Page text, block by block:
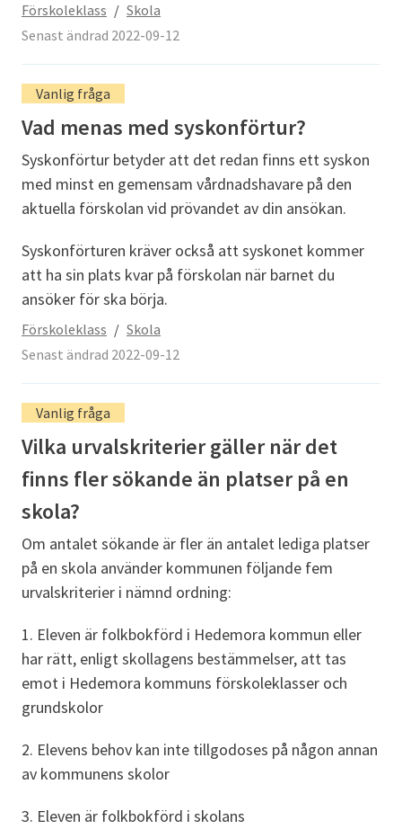
Förskoleklass / Skola
Senast ändrad 2022-09-12
Vanlig fråga
Vad menas med syskonförtur?
Syskonförtur betyder att det redan finns ett syskon
med minst en gemensam vårdnadshavare på den
aktuella förskolan vid prövandet av din ansökan.
Syskonförturen kräver också att syskonet kommer
att ha sin plats kvar på förskolan när barnet du
ansöker för ska börja.
Förskoleklass / Skola
Senast ändrad 2022-09-12
Vanlig fråga
Vilka urvalskriterier gäller när det
finns fler sökande än platser på en
skola?
Om antalet sökande är fler än antalet lediga platser
på en skola använder kommunen följande fem
urvalskriterier i nämnd ordning:
1. Eleven är folkbokförd i Hedemora kommun eller
har rätt, enligt skollagens bestämmelser, att tas
emot i Hedemora kommuns förskoleklasser och
grundskolor
2. Elevens behov kan inte tillgodoses på någon annan
av kommunens skolor
3. Eleven är folkbokförd i skolans